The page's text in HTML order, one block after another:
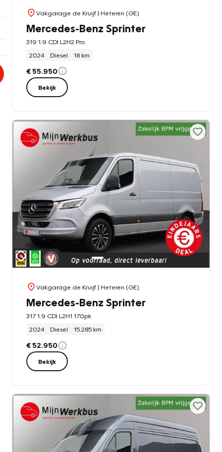
Vakgarage de Kruijf| Heteren (GE)
Mercedes-Benz Sprinter
319 1.9 CDI L2H2 Pro
2024
Diesel 18 km
€ 55.950
Bekijk
Vakgarage de Kruijf| Heteren (GE)
Mercedes-Benz Sprinter
317 1.9 CDI L2H1 170pk
2024
Diesel 15.285 km
€ 52.950
Bekijk